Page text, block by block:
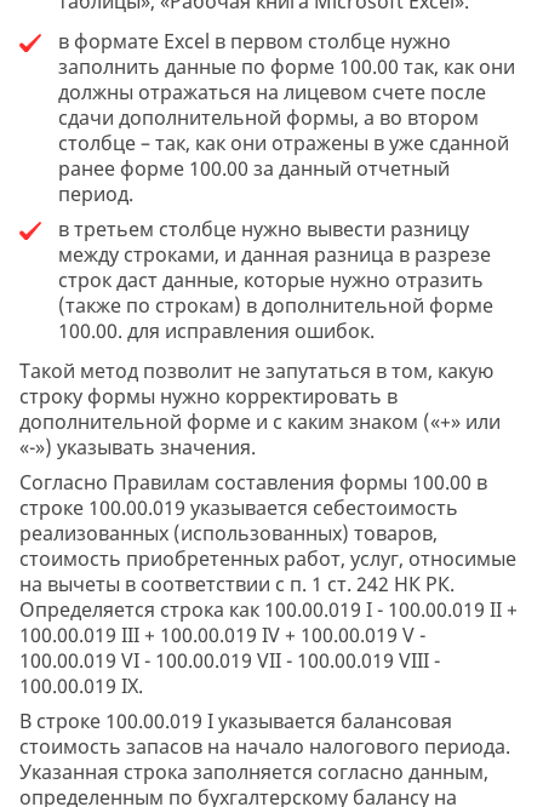
в формате Excel в первом столбце нужно
заполнить данные по форме 100.00 так, как они
должны отражаться на лицевом счете после
сдачи дополнительной формы, а во втором
столбце – так, как они отражены в уже сданной
ранее форме 100.00 за данный отчетный
период.
в третьем столбце нужно вывести разницу
между строками, и данная разница в разрезе
строк даст данные, которые нужно отразить
(также по строкам) в дополнительной форме
100.00. для исправления ошибок.
Такой метод позволит не запутаться в том, какую
строку формы нужно корректировать в
дополнительной форме и с каким знаком («+» или
«-») указывать значения.
Согласно Правилам составления формы 100.00 в
строке 100.00.019 указывается себестоимость
реализованных (использованных) товаров,
стоимость приобретенных работ, услуг, относимые
на вычеты в соответствии с п. 1 ст. 242 НК РК.
Определяется строка как 100.00.019 I - 100.00.019 II +
100.00.019 III + 100.00.019 IV + 100.00.019 V -
100.00.019 VI - 100.00.019 VII - 100.00.019 VIII -
100.00.019 IX.
В строке 100.00.019 I указывается балансовая
стоимость запасов на начало налогового периода.
Указанная строка заполняется согласно данным,
определенным по бухгалтерскому балансу на